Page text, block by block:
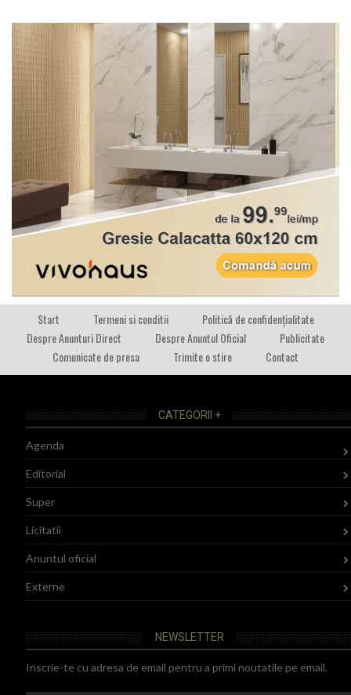
Start Termeni si conditii
Politică de confidențialitate
Despre Anunturi Direct
Despre Anuntul Oficial
Publicitate
Comunicate de presa
Trimite o stire Contact
CATEGORII +
Agenda
Editorial
Super
Licitatii
Anuntul oficial
Externe
NEWSLETTER
Inscrie-te cu adresa de email pentru a primi noutatile pe email.